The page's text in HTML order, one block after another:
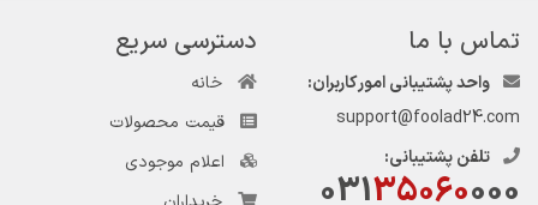
تماس با ما
واحد پشتیبانی امور کاربران:
support@foolad24.com
تلفن پشتیبانی:
03135060000
دسترسی سریع
خانه
قیمت محصولات
اعلام موجودی